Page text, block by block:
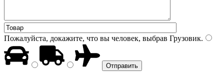
Пожалуйста, докажите, что вы человек, выбрав Грузовик.